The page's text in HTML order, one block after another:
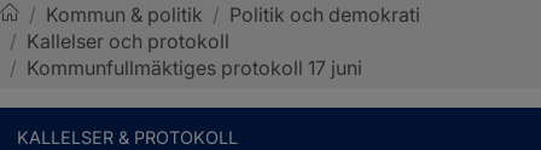
Sotenäs kommun
/ Kommun & politik / Politik och demokrati
/ Kallelser och protokoll
/ Kommunfullmäktiges protokoll 17 juni
KALLELSER & PROTOKOLL